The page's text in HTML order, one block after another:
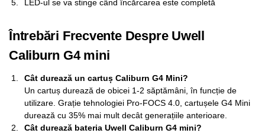
LED-ul se va stinge când încărcarea este completă
Întrebări Frecvente Despre Uwell
Caliburn G4 mini
Cât durează un cartuș Caliburn G4 Mini?
Un cartuș durează de obicei 1-2 săptămâni, în funcție de
utilizare. Grație tehnologiei Pro-FOCS 4.0, cartușele G4 Mini
durează cu 35% mai mult decât generațiile anterioare.
Cât durează bateria Uwell Caliburn G4 mini?